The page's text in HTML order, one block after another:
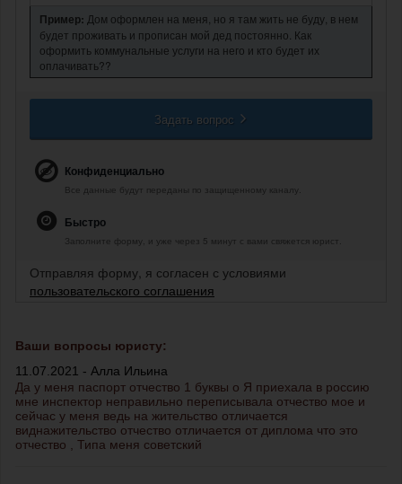
Пример: Дом оформлен на меня, но я там жить не буду, в нем
будет проживать и прописан мой дед постоянно. Как
оформить коммунальные услуги на него и кто будет их
оплачивать??
Задать вопрос
Конфиденциально
Все данные будут переданы по защищенному каналу.
Быстро
Заполните форму, и уже через 5 минут с вами свяжется юрист.
Отправляя форму, я согласен с условиями
пользовательского соглашения
Ваши вопросы юристу:
11.07.2021 - Алла Ильина
Да у меня паспорт отчество 1 буквы о Я приехала в россию
мне инспектор неправильно переписывала отчество мое и
сейчас у меня ведь на жительство отличается
виднажительство отчество отличается от диплома что это
отчество , Типа меня советский